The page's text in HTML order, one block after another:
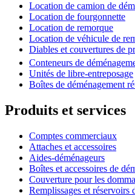
Location de camion de
Location de fourgonnette
Location de remorque
Location de véhicule de
Diables et couvertures de
Conteneurs de
Unités de libre-entreposage
Boîtes de déménagement
Produits et services
Comptes commerciaux
Attaches et accessoires
Aides-déménageurs
Boîtes et accessoires de
Couverture pour les
Remplissages et réservoirs